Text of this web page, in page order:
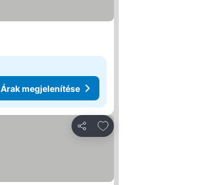
Árak megjelenítése
Megosztás
Hozzáadás a kedvencekhez